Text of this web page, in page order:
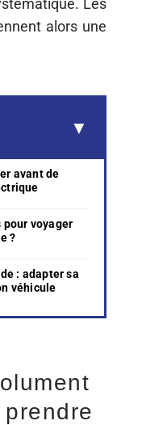
Les
alors une
avant de
pour voyager
?
: adapter sa
véhicule